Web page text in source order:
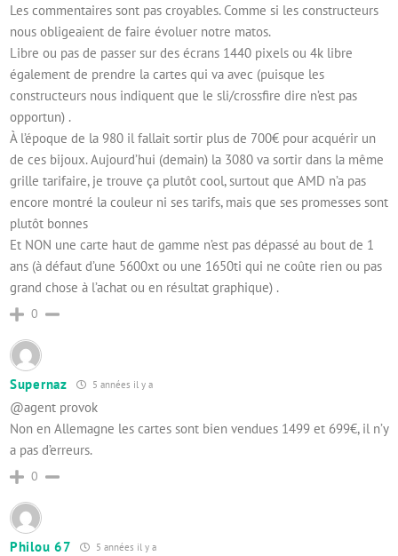
Les commentaires sont pas croyables. Comme si les constructeurs
nous obligeaient de faire évoluer notre matos.
Libre ou pas de passer sur des écrans 1440 pixels ou 4k libre
également de prendre la cartes qui va avec (puisque les
constructeurs nous indiquent que le sli/crossfire dire n’est pas
opportun) .
À l’époque de la 980 il fallait sortir plus de 700€ pour acquérir un
de ces bijoux. Aujourd’hui (demain) la 3080 va sortir dans la même
grille tarifaire, je trouve ça plutôt cool, surtout que AMD n’a pas
encore montré la couleur ni ses tarifs, mais que ses promesses sont
plutôt bonnes
Et NON une carte haut de gamme n’est pas dépassé au bout de 1
ans (à défaut d’une 5600xt ou une 1650ti qui ne coûte rien ou pas
grand chose à l’achat ou en résultat graphique) .
0
Supernaz 5 années il y a
@agent provok
Non en Allemagne les cartes sont bien vendues 1499 et 699€, il n’y
a pas d’erreurs.
0
Philou 67 5 années il y a